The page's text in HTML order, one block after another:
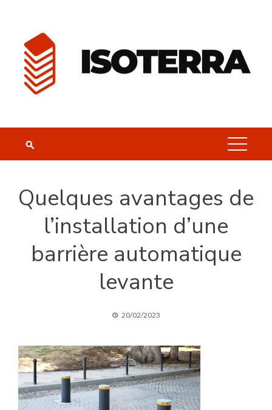
content
Quelques avantages de
l’installation d’une
barrière automatique
levante
20/02/2023